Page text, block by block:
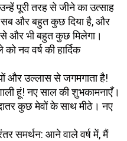
पूरी तरह से जीने का उत्साह
सब और बहुत कुछ दिया है, और
और भी बहुत कुछ मिलेगा।
नव वर्ष की हार्दिक
और उल्लास से जगमगाता है!
हूं! नए साल की शुभकामनाएँ।
कुछ मेवों के साथ मीठे। नए
समर्थन: आने वाले वर्ष में, मैं